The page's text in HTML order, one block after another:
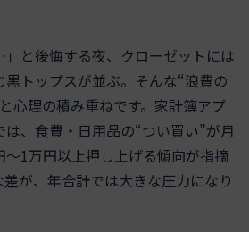
」と後悔する夜、クローゼットには
トップスが並ぶ。そんな“浪費の
心理の積み重ねです。家計簿アプ
、食費・日用品の“つい買い”が月
〜1万円以上押し上げる傾向が指摘
が、年合計では大きな圧力になり